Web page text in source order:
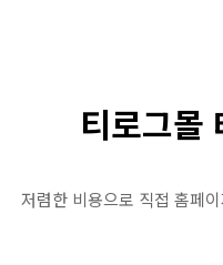
티로그몰
저렴한 비용으로 직접 홈페